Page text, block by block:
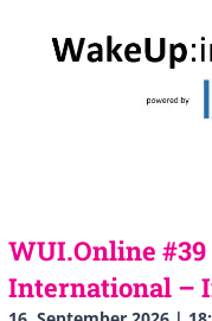
WUI.Online
International –